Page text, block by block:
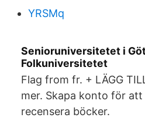
YRSMq
Senioruniversitetet i
Folkuniversitetet
Flag from fr. + LÄGG
mer. Skapa konto för
recensera böcker.